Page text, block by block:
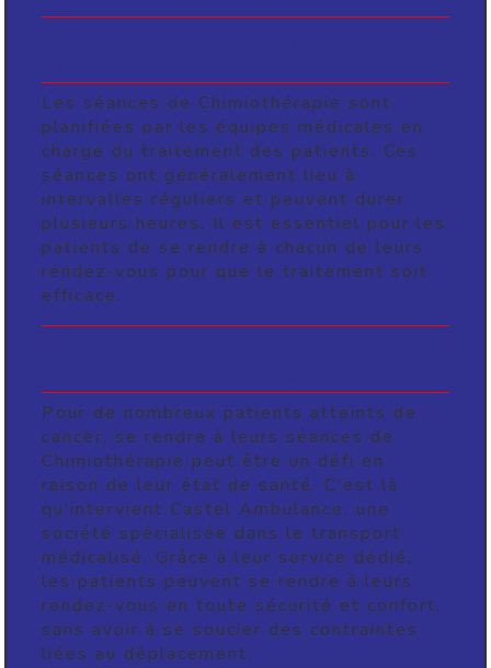
Les séances de Chimiothérapie sont
planifiées par les équipes médicales en
charge du traitement des patients. Ces
séances ont généralement lieu à
intervalles réguliers et peuvent durer
plusieurs heures. Il est essentiel pour les
patients de se rendre à chacun de leurs
rendez-vous pour que le traitement soit
efficace.
Pour de nombreux patients atteints de
cancer, se rendre à leurs séances de
Chimiothérapie peut être un défi en
raison de leur état de santé. C'est là
qu'intervient Castel Ambulance, une
société spécialisée dans le transport
médicalisé. Grâce à leur service dédié,
les patients peuvent se rendre à leurs
rendez-vous en toute sécurité et confort,
sans avoir à se soucier des contraintes
liées au déplacement.